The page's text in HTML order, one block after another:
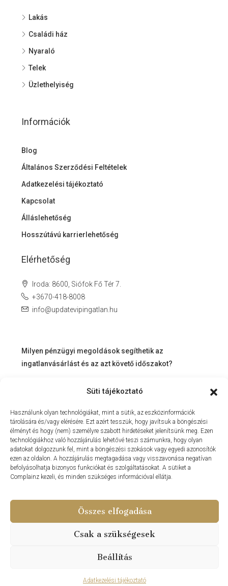
Süti tájékoztató
Használunk olyan technológiákat, mint a sütik, az eszközinformációk
tárolására és/vagy elérésére. Ezt azért tesszük, hogy javítsuk a böngészési
élményt és hogy (nem) személyre szabott hirdetéseket jelenítsünk meg. Ezen
technológiákhoz való hozzájárulás lehetővé teszi számunkra, hogy olyan
adatokat dolgozzunk fel, mint a böngészési szokások vagy egyedi azonosítók
ezen az oldalon. A hozzájárulás megtagadása vagy visszavonása negatívan
befolyásolhatja bizonyos funkciókat és szolgáltatásokat. A sütiket a
Complainz kezeli, és minden szükséges információval ellátja.
Összes elfogadása
Csak a szükségesek
Beállítás
Adatkezelési tájékoztató
Lakás
Családi ház
Nyaraló
Telek
Üzlethelyiség
Információk
Blog
Általános Szerződési Feltételek
Adatkezelési tájékoztató
Kapcsolat
Álláslehetőség
Hosszútávú karrierlehetőség
Elérhetőség
Iroda: 8600, Siófok Fő Tér 7.
+3670-418-8008
info@updatevipingatlan.hu
Milyen pénzügyi megoldások segíthetik az
ingatlanvásárlást és az azt követő időszakot?
szolgáltatás a Balaton környékén
MIT KÍNÁLHAT SZÁMUNKRA EGY INGATLANIRODA VEVŐI
ÉS ELADÓI NÉZŐPONTBÓL?
MILYEN KÖLTSÉGEKKEL KELL SZÁMOLNUNK
INGATLANVÁSÁRLÁS SORÁN?
NYARALNI MENT A HASZNÁLTLAKÁS-PIAC
© Update Vip Ingatlaniroda - Minden Jog Fenntartva 2024 –
Weboldal készítés – PDigitalFox.hu